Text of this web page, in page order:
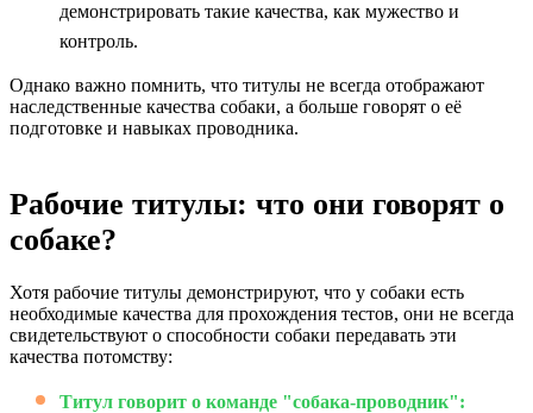
демонстрировать такие качества, как мужество и
контроль.
Однако важно помнить, что титулы не всегда отображают
наследственные качества собаки, а больше говорят о её
подготовке и навыках проводника.
Рабочие титулы: что они говорят о
собаке?
Хотя рабочие титулы демонстрируют, что у собаки есть
необходимые качества для прохождения тестов, они не всегда
свидетельствуют о способности собаки передавать эти
качества потомству:
Титул говорит о команде "собака-проводник":